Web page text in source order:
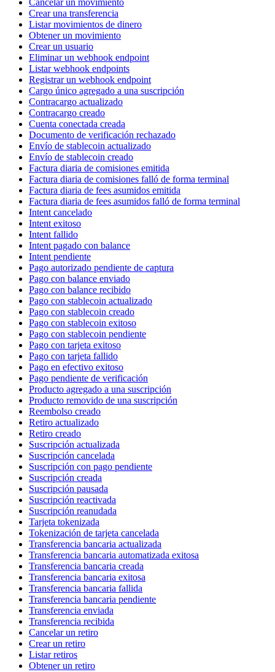
Cancelar un movimiento
Crear una transferencia
Listar movimientos de dinero
Obtener un movimiento
Crear un usuario
Eliminar un webhook endpoint
Listar webhook endpoints
Registrar un webhook endpoint
Cargo único agregado a una suscripción
Contracargo actualizado
Contracargo creado
Cuenta conectada creada
Documento de verificación rechazado
Envío de stablecoin actualizado
Envío de stablecoin creado
Factura diaria de comisiones emitida
Factura diaria de comisiones falló de forma terminal
Factura diaria de fees asumidos emitida
Factura diaria de fees asumidos falló de forma terminal
Intent cancelado
Intent exitoso
Intent fallido
Intent pagado con balance
Intent pendiente
Pago autorizado pendiente de captura
Pago con balance enviado
Pago con balance recibido
Pago con stablecoin actualizado
Pago con stablecoin creado
Pago con stablecoin exitoso
Pago con stablecoin pendiente
Pago con tarjeta exitoso
Pago con tarjeta fallido
Pago en efectivo exitoso
Pago pendiente de verificación
Producto agregado a una suscripción
Producto removido de una suscripción
Reembolso creado
Retiro actualizado
Retiro creado
Suscripción actualizada
Suscripción cancelada
Suscripción con pago pendiente
Suscripción creada
Suscripción pausada
Suscripción reactivada
Suscripción reanudada
Tarjeta tokenizada
Tokenización de tarjeta cancelada
Transferencia bancaria actualizada
Transferencia bancaria automatizada exitosa
Transferencia bancaria creada
Transferencia bancaria exitosa
Transferencia bancaria fallida
Transferencia bancaria pendiente
Transferencia enviada
Transferencia recibida
Cancelar un retiro
Crear un retiro
Listar retiros
Obtener un retiro